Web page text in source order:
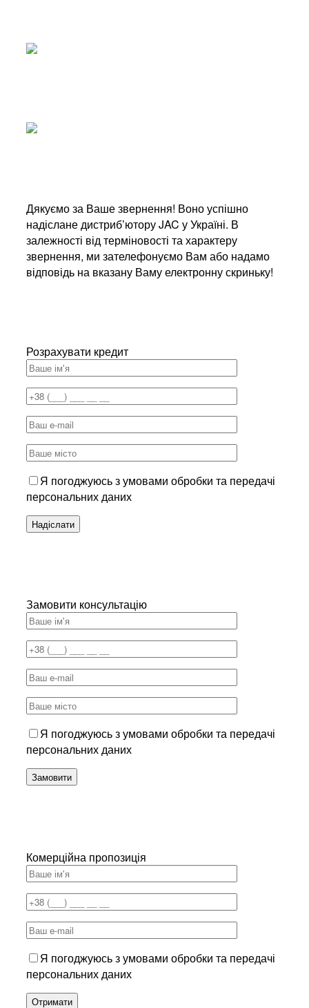
Дякуємо за Ваше звернення! Воно успішно
надіслане дистриб’ютору JAC у Україні. В
залежності від терміновості та характеру
звернення, ми зателефонуємо Вам або надамо
відповідь на вказану Ваму електронну скриньку!
Розрахувати кредит
Я погоджуюсь з умовами обробки та передачі
персональних даних
Замовити консультацію
Я погоджуюсь з умовами обробки та передачі
персональних даних
Комерційна пропозиція
Я погоджуюсь з умовами обробки та передачі
персональних даних